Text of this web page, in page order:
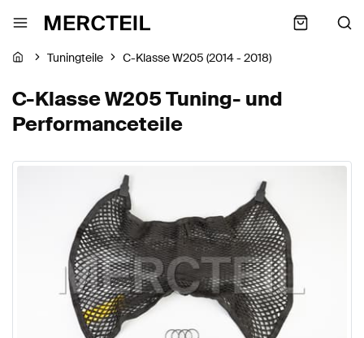
Tuningteile C-Klasse W205 (2014 - 2018)
C-Klasse W205 Tuning- und
Performanceteile